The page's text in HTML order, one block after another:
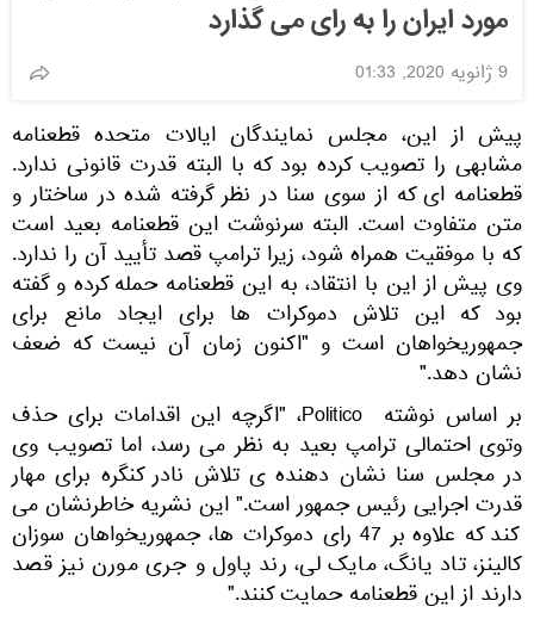
مورد ایران را به رای می گذارد
9 ژانویه 2020, 01:33
پیش از این، مجلس نمایندگان ایالات متحده قطعنامه
مشابهی را تصویب کرده بود که با البته قدرت قانونی ندارد.
قطعنامه ای که از سوی سنا در نظر گرفته شده در ساختار و
متن متفاوت است. البته سرنوشت این قطعنامه بعید است
که با موفقیت همراه شود، زیرا ترامپ قصد تأیید آن را ندارد.
وی پیش از این با انتقاد، به این قطعنامه حمله کرده و گفته
بود که این تلاش دموکرات ها برای ایجاد مانع برای
جمهوریخواهان است و "اکنون زمان آن نیست که ضعف
نشان دهد."
بر اساس نوشته Politico، "اگرچه این اقدامات برای حذف
وتوی احتمالی ترامپ بعید به نظر می رسد، اما تصویب وی
در مجلس سنا نشان دهنده ی تلاش نادر کنگره برای مهار
قدرت اجرایی رئیس جمهور است." این نشریه خاطرنشان می
کند که علاوه بر 47 رای دموکرات ها، جمهوریخواهان سوزان
کالینز، تاد یانگ، مایک لی، رند پاول و جری مورن نیز قصد
دارند از این قطعنامه حمایت کنند."